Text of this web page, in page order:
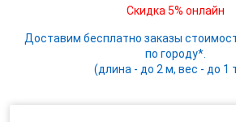
Скидка 5% онлайн
Доставим бесплатно заказы
по городу*.
(длина - до 2 м, вес - до 1